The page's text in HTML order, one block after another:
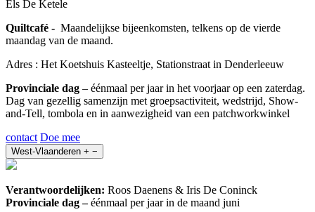
Els De Ketele
Quiltcafé - Maandelijkse bijeenkomsten, telkens op de vierde
maandag van de maand.
Adres : Het Koetshuis Kasteeltje, Stationstraat in Denderleeuw
Provinciale dag – éénmaal per jaar in het voorjaar op een zaterdag.
Dag van gezellig samenzijn met groepsactiviteit, wedstrijd, Show-
and-Tell, tombola en in aanwezigheid van een patchworkwinkel
contact Doe mee
West-Vlaanderen + −
Verantwoordelijken: Roos Daenens & Iris De Coninck
Provinciale dag –éénmaal per jaar in de maand juni